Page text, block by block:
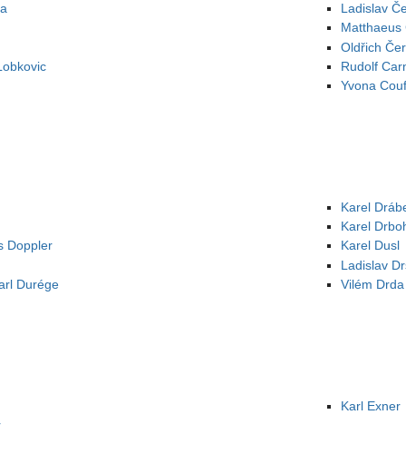
Ladislav
Matthaeus
Oldřich
Rudolf
Yvona
Doppler
Durége
Karel
Karel
Karel Dusl
Ladislav
Vilém Drda
Karl Exner